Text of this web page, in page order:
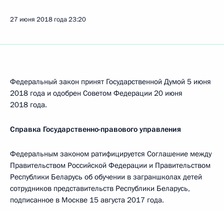
27 июня 2018 года23:20
Федеральный закон принят Государственной Думой 5 июня
2018 года и одобрен Советом Федерации 20 июня
2018 года.
Справка Государственно-правового управления
Федеральным законом ратифицируется Соглашение между
Правительством Российской Федерации и Правительством
Республики Беларусь об обучении в заграншколах детей
сотрудников представительств Республики Беларусь,
подписанное в Москве 15 августа 2017 года.